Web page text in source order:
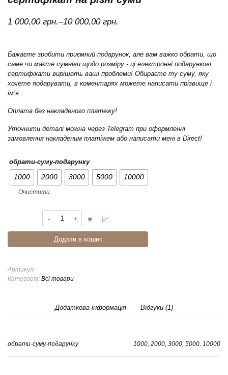
1 000,00 грн.–10 000,00 грн.
Price
000,00 грн.
through
10
000,00 грн.
Бажаєте зробити приємний подарунок, але вам важко обрати, що
саме чи маєте сумніви щодо розміру - ці електронні подарункові
сертифікати вирішать ваші проблеми! Обираєте ту суму, яку
хочете подарувати, в коментарях можете написати прізвище і
імʼя.
Оплата без накладеного платежу!
Уточнити деталі можна через Telegram при оформленні
замовлення накладеним платіжем або написати мені в Direct!
обрати-суму-подарунку
1000 2000 3000 5000 10000
Очистити
Aleksis
Електронний
сертифікат
кількість
Додати в кошик
Артикул:
Категорія: Всі товари
Додаткова інформація Відгуки (1)
обрати-суму-подарунку 1000, 2000, 3000, 5000, 10000